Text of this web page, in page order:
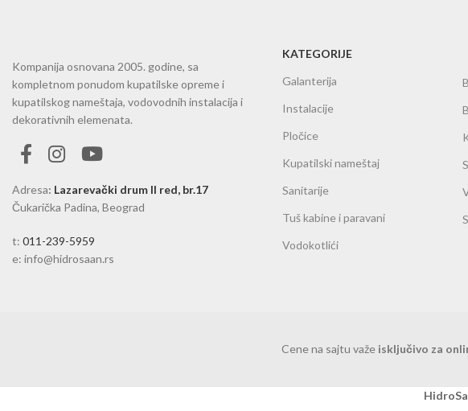
Kompanija osnovana 2005. godine, sa
kompletnom ponudom kupatilske opreme i
kupatilskog nameštaja, vodovodnih instalacija i
dekorativnih elemenata.
Adresa: Lazarevački drum II red, br.17
Čukarička Padina, Beograd
t: 011-239-5959
e: info@hidrosaan.rs
KATEGORIJE
Galanterija
Instalacije
Pločice
Kupatilski nameštaj
Sanitarije
Tuš kabine i paravani
Vodokotlići
Cene na sajtu važe isključivo za